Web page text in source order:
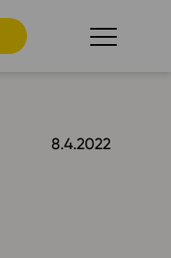
8.4.2022